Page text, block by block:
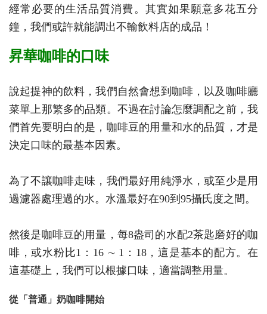
經常必要的生活品質消費。其實如果願意多花五分
鐘，我們或許就能調出不輸飲料店的成品！
昇華咖啡的口味
說起提神的飲料，我們自然會想到咖啡，以及咖啡廳
菜單上那繁多的品類。不過在討論怎麼調配之前，我
們首先要明白的是，咖啡豆的用量和水的品質，才是
決定口味的最基本因素。
為了不讓咖啡走味，我們最好用純淨水，或至少是用
過濾器處理過的水。水溫最好在90到95攝氏度之間。
然後是咖啡豆的用量，每8盎司的水配2茶匙磨好的咖
啡，或水粉比1：16 ∼ 1：18，這是基本的配方。在
這基礎上，我們可以根據口味，適當調整用量。
從「普通」奶咖啡開始